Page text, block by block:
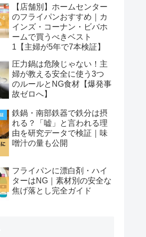
【店舗別】ホームセンター
のフライパンおすすめ｜カ
インズ・コーナン・ビバホ
ームで買うべきベスト
1【主婦が5年で7本検証】
圧力鍋は危険じゃない！主
婦が教える安全に使う3つ
のルールとNG食材【爆発事
故ゼロへ】
鉄鍋・南部鉄器で鉄分は摂
れる？「嘘」と言われる理
由を研究データで検証｜味
噌汁の量も公開
フライパンに漂白剤・ハイ
ターはNG｜素材別の安全な
焦げ落とし完全ガイド